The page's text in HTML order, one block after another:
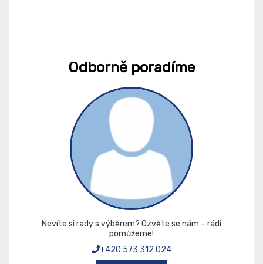
Odborně poradíme
Nevíte si rady s výběrem? Ozvěte se nám – rádi
pomůžeme!
+420 573 312 024